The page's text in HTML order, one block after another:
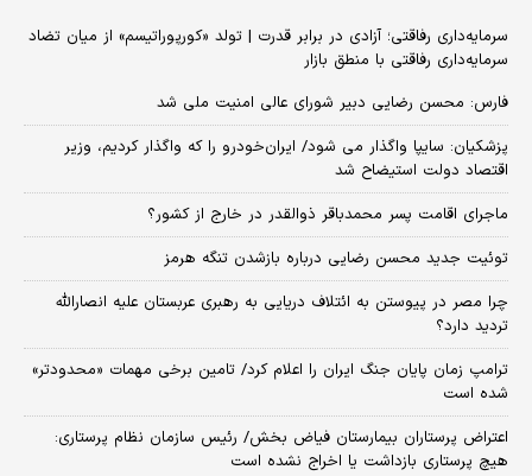
سرمایه‌داری رفاقتی؛ آزادی در برابر قدرت | تولد «کورپوراتیسم» از میان تضاد
سرمایه‌داری رفاقتی با منطق بازار
فارس: محسن رضایی دبیر شورای عالی امنیت ملی شد
پزشکیان: سایپا واگذار می شود/ ایران‌خودرو را که واگذار کردیم، وزیر
اقتصاد دولت استیضاح شد
ماجرای اقامت پسر محمدباقر ذوالقدر در خارج از کشور؟
توئیت جدید محسن رضایی درباره بازشدن تنگه هرمز
چرا مصر در پیوستن به ائتلاف دریایی به رهبری عربستان علیه انصارالله
تردید دارد؟
ترامپ زمان پایان جنگ ایران را اعلام کرد/ تامین برخی مهمات «محدودتر»
شده است
اعتراض پرستاران بیمارستان فیاض بخش/ رئیس سازمان نظام پرستاری:
هیچ پرستاری بازداشت یا اخراج نشده است